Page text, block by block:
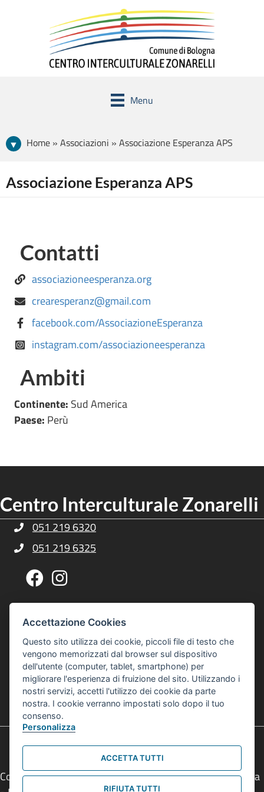
Menu
Home » Associazioni » Associazione Esperanza APS
Associazione Esperanza APS
Contatti
associazioneesperanza.org
crearesperanz@gmail.com
facebook.com/AssociazioneEsperanza
instagram.com/associazioneesperanza
Ambiti
Continente: Sud America
Paese: Perù
Centro Interculturale Zonarelli
Telefono Centro Culturale Zonarelli
051 219 6320
Telefono Centro Culturale Zonarelli
051 219 6325
Pagina Facebook Centro Zonarelli
Profilo Instagram Centro Zonarelli
Indirizzo Centro Culturale Zonarelli
Email Centro Interculturale Zonarelli
interculturalezonarelli@comune.bologna.it
Informativa Privacy e Cookies
Informativa privacy e cookies
© 2026 Centro Interculturale Zonarelli
Tutti i diritti sono riservati
Comune di Bologna • Piazza Maggiore, 6 - 40124 Bologna
Accettazione Cookies
Questo sito utilizza dei cookie, piccoli file di testo che
vengono memorizzati dal browser sul dispositivo
dell'utente (computer, tablet, smartphone) per
migliorare l'esperienza di fruizione del sito. Utilizzando i
nostri servizi, accetti l'utilizzo dei cookie da parte
nostra. I cookie verranno impostati solo dopo il tuo
consenso.
Personalizza
ACCETTA TUTTI
RIFIUTA TUTTI